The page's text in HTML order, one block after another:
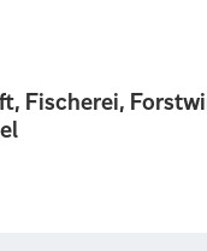
Fischerei,